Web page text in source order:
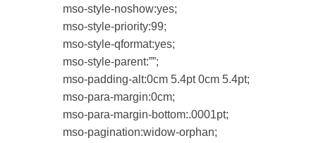
mso-style-noshow:yes;
mso-style-priority:99;
mso-style-qformat:yes;
mso-style-parent:””;
mso-padding-alt:0cm 5.4pt 0cm 5.4pt;
mso-para-margin:0cm;
mso-para-margin-bottom:.0001pt;
mso-pagination:widow-orphan;